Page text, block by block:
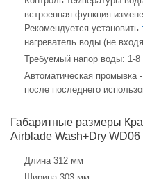
встроенная функция
Рекомендуется установить
нагреватель воды (не
Требуемый напор воды: 1-8
Автоматическая промывка
после последнего
Габаритные размеры
Airblade Wash+Dry WD06
Длина 312 мм